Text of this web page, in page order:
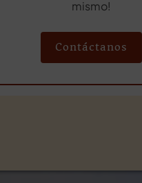
mismo!
Contáctanos